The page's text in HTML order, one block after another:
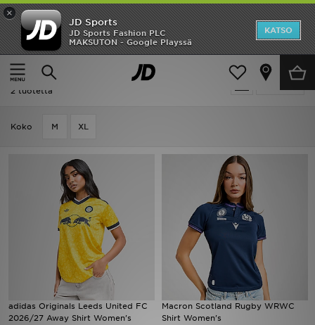
×
JD Sports
JD Sports Fashion PLC
MAKSUTON - Google Playssä
KATSO
Etusivu
Naiset Naisten vaatteet Voetbalschoenen
Suodata
Naiset - Voetbalschoenen
2 tuotetta
Koko M XL
adidas Originals Leeds United FC
2026/27 Away Shirt Women's
Macron Scotland Rugby WRWC
Shirt Women's
Etusivu
Ale
Uutuudet
Tuotemerkit
Inspiroidu
Jalkapallo